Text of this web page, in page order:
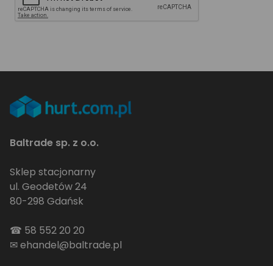
Baltrade sp. z o.o.
Sklep stacjonarny
ul. Geodetów 24
80-298 Gdańsk
☎ 58 552 20 20
✉ehandel@baltrade.pl